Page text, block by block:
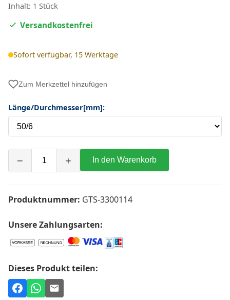
Inhalt: 1 Stück
Versandkostenfrei
Sofort verfügbar, 15 Werktage
Zum Merkzettel hinzufügen
Länge/Durchmesser[mm]:
− + In den Warenkorb
Produktnummer: GTS-3300114
Unsere Zahlungsarten:
Dieses Produkt teilen: